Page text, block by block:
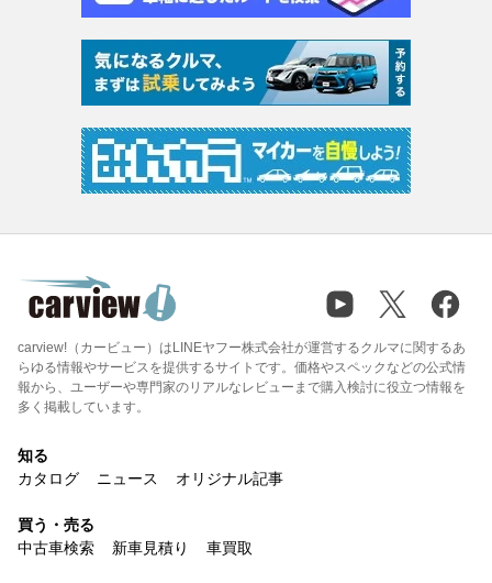
carview!（カービュー）はLINEヤフー株式会社が運営するクルマに関するあ
らゆる情報やサービスを提供するサイトです。価格やスペックなどの公式情
報から、ユーザーや専門家のリアルなレビューまで購入検討に役立つ情報を
多く掲載しています。
知る
カタログ
ニュース オリジナル記事
買う・売る
中古車検索
新車見積り 車買取